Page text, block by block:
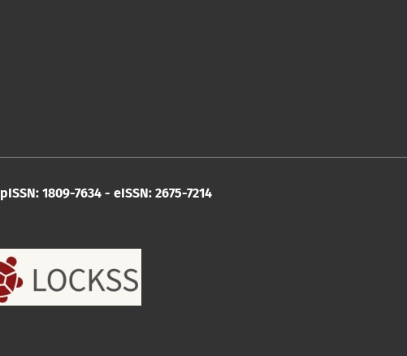
pISSN: 1809-7634 - eISSN: 2675-7214